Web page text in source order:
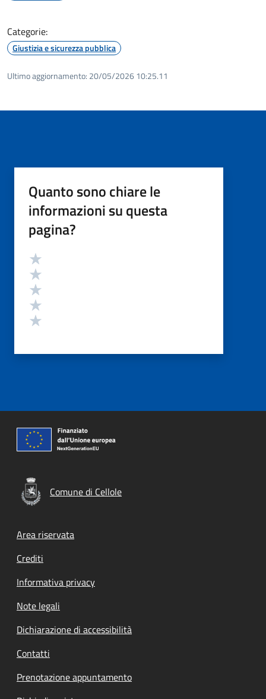
Categorie:
Giustizia e sicurezza pubblica
Ultimo aggiornamento: 20/05/2026 10:25.11
Quanto sono chiare le
informazioni su questa
pagina?
Valutazione
Comune di Cellole
Footer menu
Area riservata
Crediti
Informativa privacy
Note legali
Dichiarazione di accessibilità
Contatti
Prenotazione appuntamento